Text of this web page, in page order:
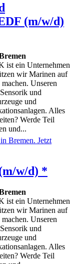
(m/w/d)
ein Unternehmen
wir Marinen auf
Unseren
und
und
Alles
Werde Teil
und...
w/d) *
ein Unternehmen
wir Marinen auf
Unseren
und
und
Alles
Werde Teil